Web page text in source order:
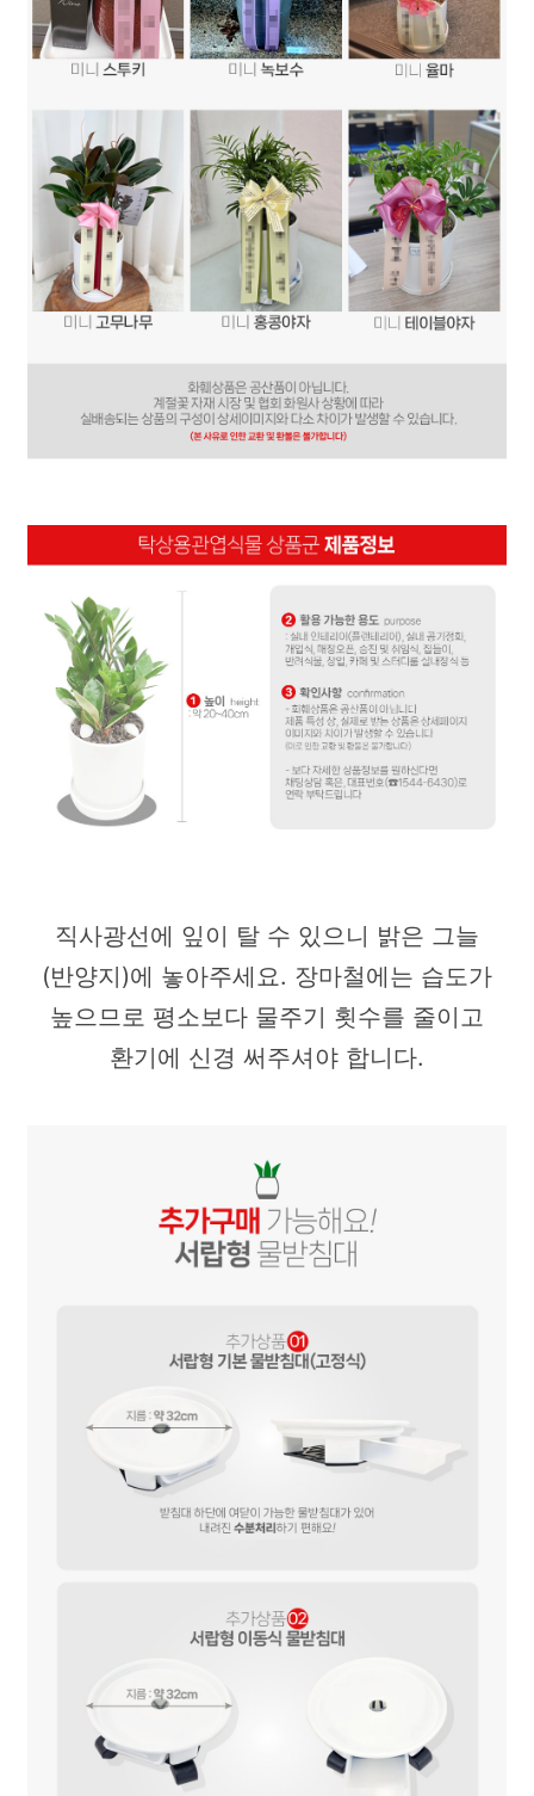
직사광선에 잎이 탈 수 있으니 밝은 그늘
(반양지)에 놓아주세요. 장마철에는 습도가
높으므로 평소보다 물주기 횟수를 줄이고
환기에 신경 써주셔야 합니다.